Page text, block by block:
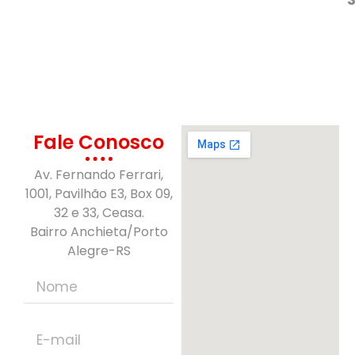
Fale Conosco
Av. Fernando Ferrari,
1001, Pavilhão E3, Box 09,
32 e 33, Ceasa.
Bairro Anchieta/Porto
Alegre-RS